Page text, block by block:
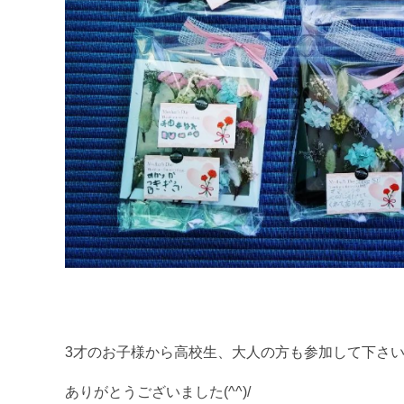
3才のお子様から高校生、大人の方も参加して下さ
ありがとうございました(^^)/